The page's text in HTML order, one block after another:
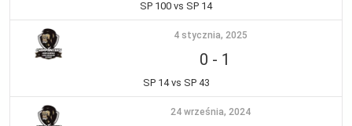
SP 100 vs SP 14
4 stycznia, 2025
0 - 1
SP 14 vs SP 43
24 września, 2024